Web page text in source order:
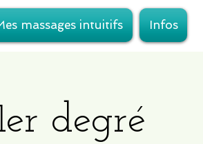
massages intuitifs Infos
degré